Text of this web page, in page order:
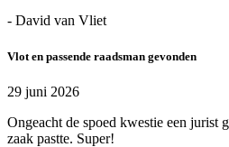
- David van Vliet
Vlot en passende raadsman gevonden
29 juni 2026
Ongeacht de spoed kwestie een jurist
zaak pastte. Super!